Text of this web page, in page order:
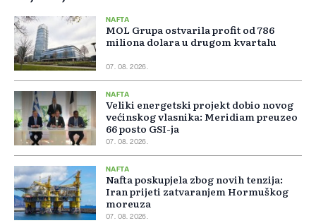
NAFTA
MOL Grupa ostvarila profit od 786
miliona dolara u drugom kvartalu
07. 08. 2026.
NAFTA
Veliki energetski projekt dobio novog
većinskog vlasnika: Meridiam preuzeo
66 posto GSI-ja
07. 08. 2026.
NAFTA
Nafta poskupjela zbog novih tenzija:
Iran prijeti zatvaranjem Hormuškog
moreuza
07. 08. 2026.